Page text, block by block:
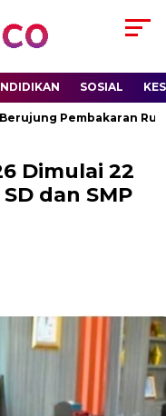
SOSIAL
Pembakaran
Dimulai 22
dan SMP